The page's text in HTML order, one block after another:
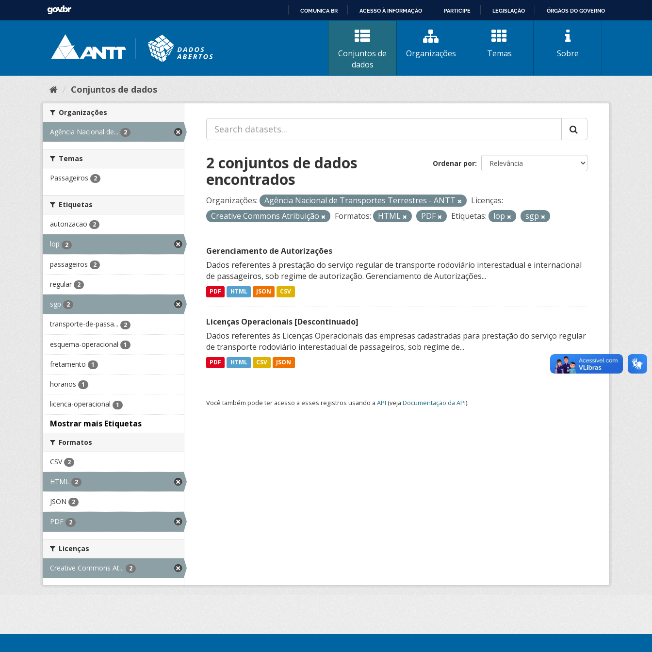
CONTEÚDO
COMUNICA BR ACESSO À INFORMAÇÃO PARTICIPE LEGISLAÇÃO ÓRGÃOS DO GOVERNO
Conjuntos de
dados
Organizações Temas Sobre
Conjuntos de dados
Organizações
Agência Nacional de... 2
Temas
Passageiros 2
Etiquetas
autorizacao 2
lop 2
passageiros 2
regular 2
sgp 2
transporte-de-passa... 2
esquema-operacional 1
fretamento 1
horarios 1
licenca-operacional 1
Mostrar mais Etiquetas
Formatos
CSV 2
HTML 2
JSON 2
PDF 2
Licenças
Creative Commons At... 2
Ordenar por
2 conjuntos de dados
encontrados
Organizações: Agência Nacional de Transportes Terrestres - ANTT
Licenças:
Creative Commons Atribuição
Formatos: HTML PDF Etiquetas: lop sgp
Gerenciamento de Autorizações
Dados referentes à prestação do serviço regular de transporte rodoviário interestadual e internacional
de passageiros, sob regime de autorização. Gerenciamento de Autorizações...
PDF HTML JSON CSV
Licenças Operacionais [Descontinuado]
Dados referentes às Licenças Operacionais das empresas cadastradas para prestação do serviço regular
de transporte rodoviário interestadual de passageiros, sob regime de...
PDF HTML CSV JSON
Você também pode ter acesso a esses registros usando a API (veja Documentação da API).